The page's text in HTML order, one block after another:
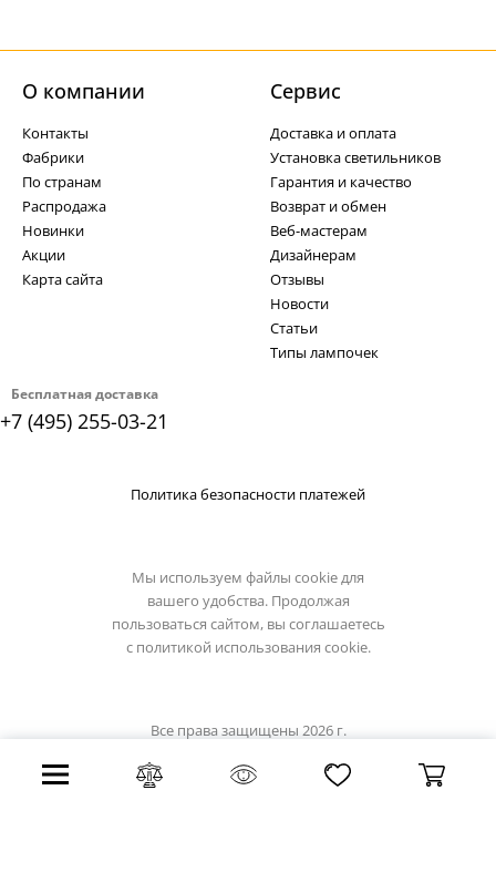
Бесплатная доставка
+7 (495) 255-03-21
О компании
Контакты
Фабрики
По странам
Распродажа
Новинки
Акции
Карта сайта
Cервис
Доставка и оплата
Установка светильников
Гарантия и качество
Возврат и обмен
Веб-мастерам
Дизайнерам
Отзывы
Новости
Статьи
Типы лампочек
Политика безопасности платежей
Мы используем файлы cookie для
вашего удобства. Продолжая
пользоваться сайтом, вы соглашаетесь
с политикой использования cookie.
Все права защищены 2026 г.